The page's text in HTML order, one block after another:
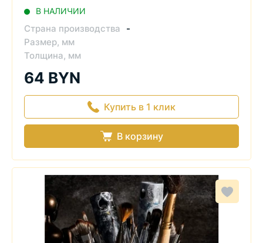
В НАЛИЧИИ
Страна производства
-
Размер, мм
Толщина, мм
64 BYN
Купить в 1 клик
В корзину